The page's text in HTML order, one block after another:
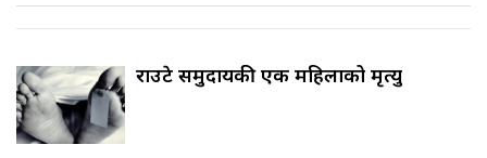
राउटे समुदायकी एक महिलाको मृत्यु